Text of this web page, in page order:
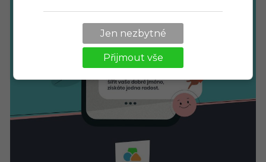
Jen nezbytné
Přijmout vše